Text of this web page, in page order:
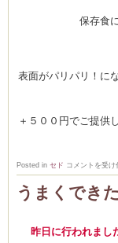
保存食
表面がパリパリ！に
＋５００円でご提供
Posted in セド 国
産
林
コ
ン
コメントを受け
うまくでき
昨日に行われまし